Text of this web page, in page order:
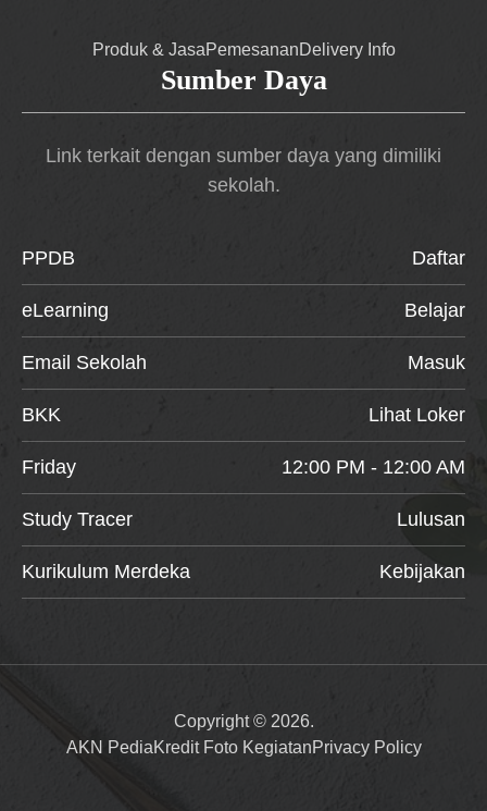
Produk & JasaPemesananDelivery Info
Sumber Daya
Link terkait dengan sumber daya yang dimiliki
sekolah.
PPDB Daftar
eLearning Belajar
Email Sekolah Masuk
BKK Lihat Loker
Friday 12:00 PM - 12:00 AM
Study Tracer Lulusan
Kurikulum Merdeka Kebijakan
Copyright © 2026.
AKN PediaKredit Foto KegiatanPrivacy Policy